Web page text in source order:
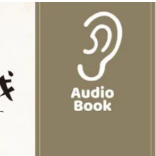
民生用品
運動休閒 親子玩具